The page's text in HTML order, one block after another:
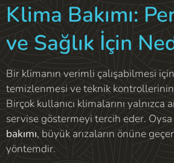
Klima Bakımı:
ve Sağlık İçin
Bir klimanın verimli çalışabilmesi
temizlenmesi ve teknik kontrollerinin
Birçok kullanıcı klimalarını yalnızca
servise göstermeyi tercih eder. Oysa
bakımı, büyük arızaların önüne
yöntemdir.